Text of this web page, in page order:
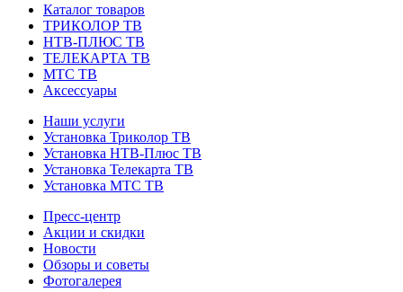
Каталог товаров
ТРИКОЛОР ТВ
НТВ-ПЛЮС ТВ
ТЕЛЕКАРТА ТВ
МТС ТВ
Аксессуары
Наши услуги
Установка Триколор ТВ
Установка НТВ-Плюс ТВ
Установка Телекарта ТВ
Установка МТС ТВ
Пресс-центр
Акции и скидки
Новости
Обзоры и советы
Фотогалерея